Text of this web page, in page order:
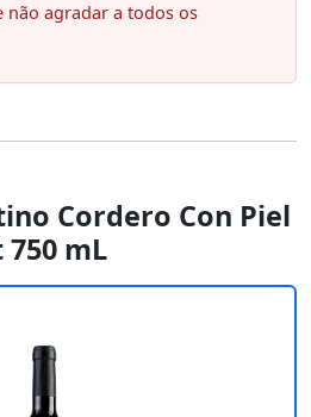
não agradar a todos os
Cordero Con Piel
mL